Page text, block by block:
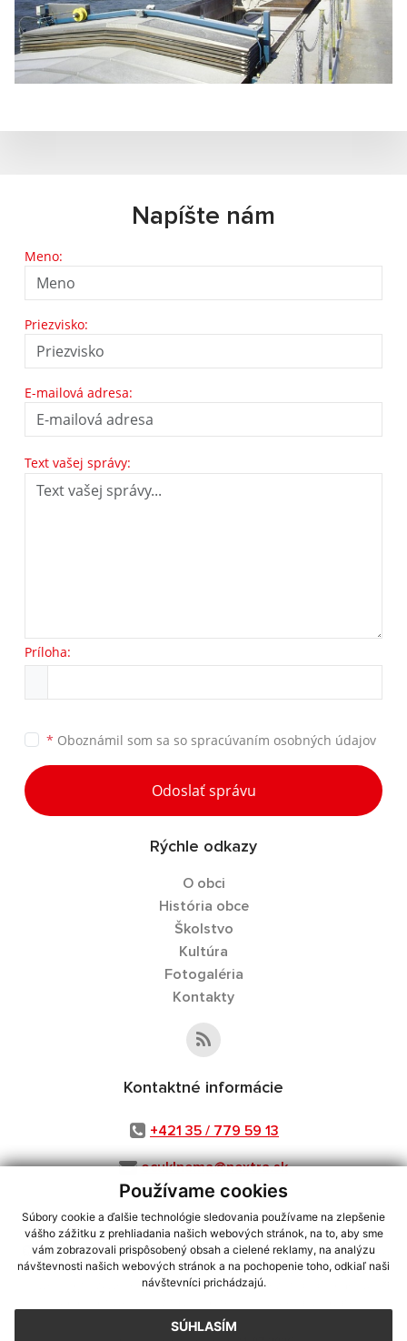
Používame cookies
Súbory cookie a ďalšie technológie sledovania používame na zlepšenie
vášho zážitku z prehliadania našich webových stránok, na to, aby sme
vám zobrazovali prispôsobený obsah a cielené reklamy, na analýzu
návštevnosti našich webových stránok a na pochopenie toho, odkiaľ naši
návštevníci prichádzajú.
SÚHLASÍM
Napíšte nám
Meno:
Priezvisko:
E-mailová adresa:
Text vašej správy:
Príloha:
* Oboznámil som sa so spracúvaním osobných údajov
Odoslať správu
Rýchle odkazy
O obci
História obce
Školstvo
Kultúra
Fotogaléria
Kontakty
Kontaktné informácie
+421 35 / 779 59 13
ocuklnema@nextra.sk
využite možnosť získavania aktuálnych informácií s využitím RSS
CMS systém (redakčný) systém ECHELON 2,Mapa stránok,web portál
webex.digital, s.r.o.,domény,registrácia domény